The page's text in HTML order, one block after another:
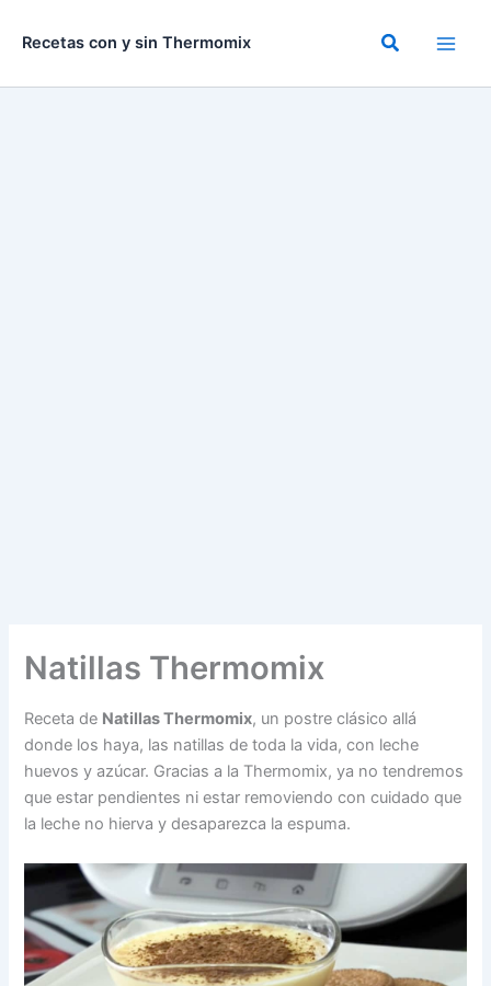
Recetas con y sin Thermomix Buscar
Natillas Thermomix
Receta de Natillas Thermomix, un postre clásico allá
donde los haya, las natillas de toda la vida, con leche
huevos y azúcar. Gracias a la Thermomix, ya no tendremos
que estar pendientes ni estar removiendo con cuidado que
la leche no hierva y desaparezca la espuma.